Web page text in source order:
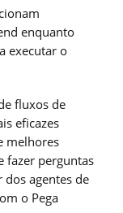
enquanto
executar o
fluxos de
eficazes
melhores
fazer perguntas
agentes de
o Pega